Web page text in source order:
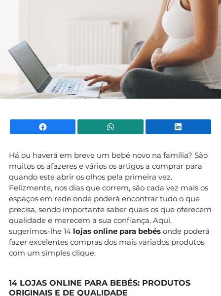
Facebook WhatsApp
Há ou haverá em breve um bebé novo na família? São
muitos os afazeres e vários os artigos a comprar para
quando este abrir os olhos pela primeira vez.
Felizmente, nos dias que correm, são cada vez mais os
espaços em rede onde poderá encontrar tudo o que
precisa, sendo importante saber quais os que oferecem
qualidade e merecem a sua confiança. Aqui,
sugerimos-lhe 14 lojas online para bebés onde poderá
fazer excelentes compras dos mais variados produtos,
com um simples clique.
14 LOJAS ONLINE PARA BEBÉS: PRODUTOS
ORIGINAIS E DE QUALIDADE